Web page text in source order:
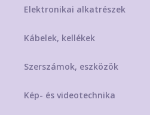
Elektronikai alkatrészek
Kábelek, kellékek
Szerszámok, eszközök
Kép- és videotechnika